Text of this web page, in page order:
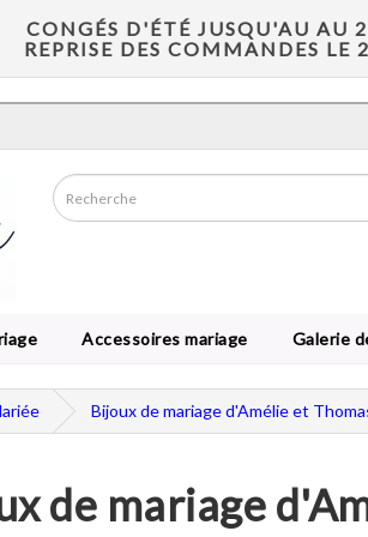
CONGÉS D'ÉTÉ JUSQU'AU AU
REPRISE DES COMMANDES LE
Accessoires mariage Galerie
Bijoux de mariage d'Amélie et
de mariage